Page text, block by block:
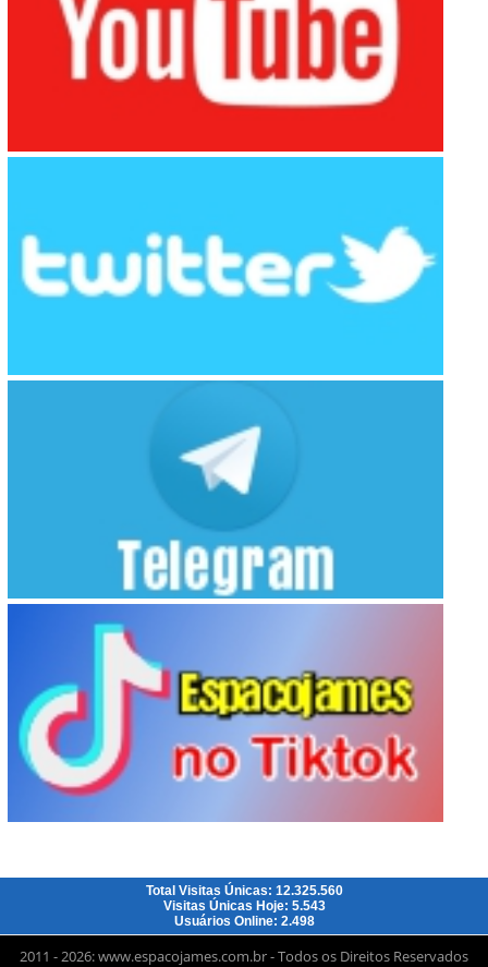
Total Visitas Únicas: 12.325.560
Visitas Únicas Hoje: 5.543
Usuários Online: 2.498
2011 - 2026: www.espacojames.com.br - Todos os Direitos Reservados